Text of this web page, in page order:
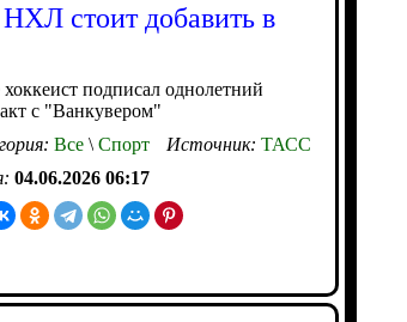
стоит добавить в
хоккеист подписал однолетний
с "Ванкувером"
Все \ Спорт Источник: ТАСС
04.06.2026 06:17